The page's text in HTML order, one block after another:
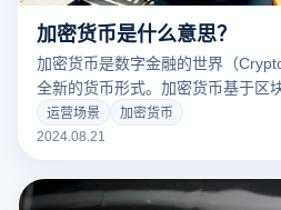
加密货币是什么意思？
加密货币是数字金融的世界（
全新的货币形式。加密货币基于区
证交易的安全性和透明度，不同于
仅提供了一个分散的交易平台，而
起，加密货币逐渐进入公众视野，
运营场景
加密货币
2024.08.21